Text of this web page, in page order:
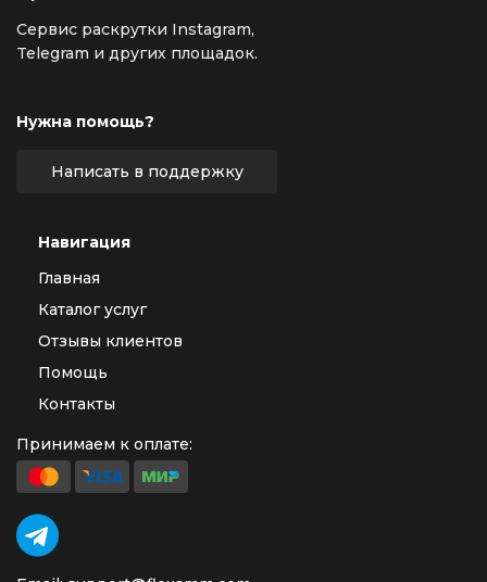
Сервис раскрутки Instagram,
Telegram и других площадок.
Нужна помощь?
Написать в поддержку
Навигация
Главная
Каталог услуг
Отзывы клиентов
Помощь
Контакты
Принимаем к оплате: